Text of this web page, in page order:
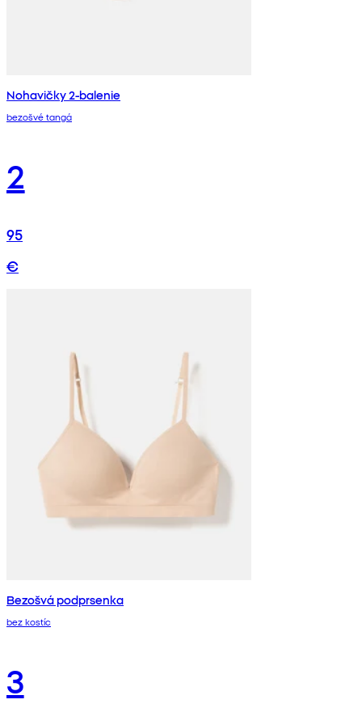
Nohavičky 2-balenie
bezošvé tangá
2
95
€
Bezošvá podprsenka
bez kostíc
3